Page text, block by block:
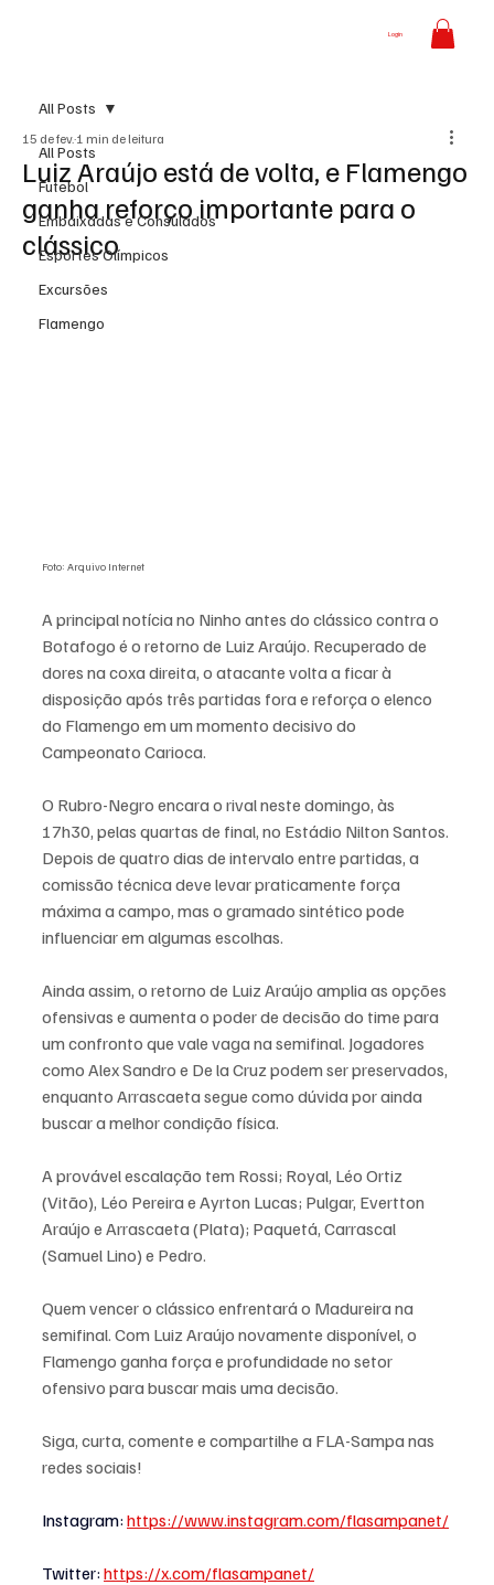
Login
All Posts
Futebol
Embaixadas e Consulados
Esportes Olímpicos
Excursões
Flamengo
All Posts
Luiz Araújo está de volta, e Flamengo
ganha reforço importante para o
clássico
15 de fev. 1 min de leitura
Foto: Arquivo Internet
A principal notícia no Ninho antes do clássico contra o
Botafogo é o retorno de Luiz Araújo. Recuperado de
dores na coxa direita, o atacante volta a ficar à
disposição após três partidas fora e reforça o elenco
do Flamengo em um momento decisivo do
Campeonato Carioca.
O Rubro-Negro encara o rival neste domingo, às
17h30, pelas quartas de final, no Estádio Nilton Santos.
Depois de quatro dias de intervalo entre partidas, a
comissão técnica deve levar praticamente força
máxima a campo, mas o gramado sintético pode
influenciar em algumas escolhas.
Ainda assim, o retorno de Luiz Araújo amplia as opções
ofensivas e aumenta o poder de decisão do time para
um confronto que vale vaga na semifinal. Jogadores
como Alex Sandro e De la Cruz podem ser preservados,
enquanto Arrascaeta segue como dúvida por ainda
buscar a melhor condição física.
A provável escalação tem Rossi; Royal, Léo Ortiz
(Vitão), Léo Pereira e Ayrton Lucas; Pulgar, Evertton
Araújo e Arrascaeta (Plata); Paquetá, Carrascal
(Samuel Lino) e Pedro.
Quem vencer o clássico enfrentará o Madureira na
semifinal. Com Luiz Araújo novamente disponível, o
Flamengo ganha força e profundidade no setor
ofensivo para buscar mais uma decisão.
Siga, curta, comente e compartilhe a FLA-Sampa nas
redes sociais!
Instagram: https://www.instagram.com/flasampanet/
Twitter: https://x.com/flasampanet/